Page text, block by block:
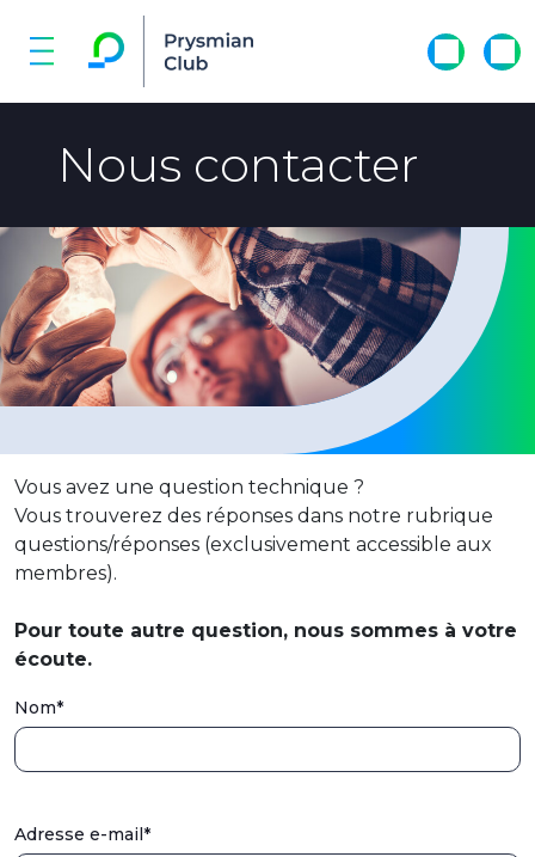
Nous contacter
Vous avez une question technique ?
Vous trouverez des réponses dans notre rubrique
questions/réponses (exclusivement accessible aux
membres).
Pour toute autre question, nous sommes à votre
écoute.
Nom*
Adresse e-mail*